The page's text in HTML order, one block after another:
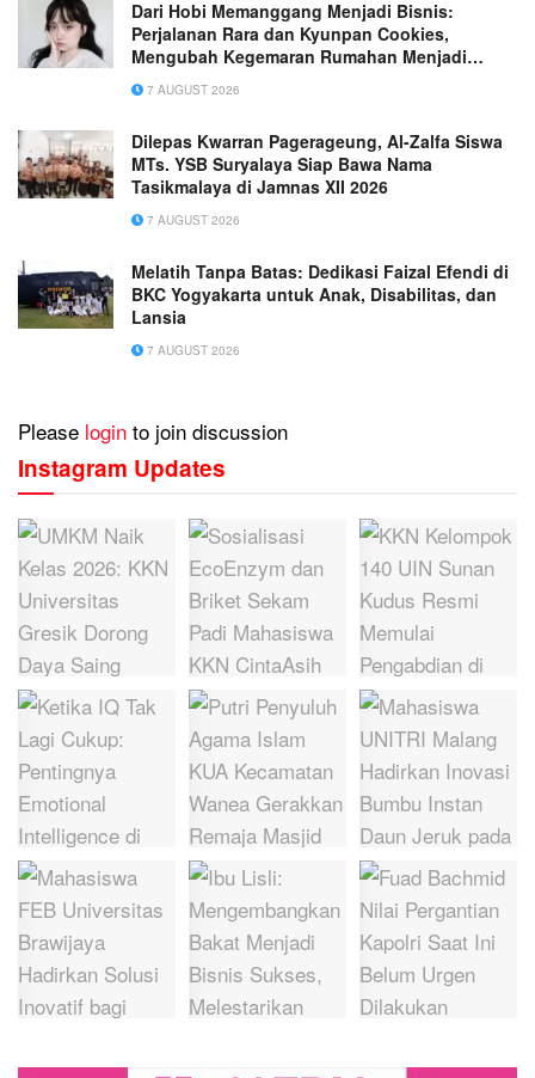
Dari Hobi Memanggang Menjadi Bisnis:
Perjalanan Rara dan Kyunpan Cookies,
Mengubah Kegemaran Rumahan Menjadi
Usaha Penuh Inspirasi
7 AUGUST 2026
Dilepas Kwarran Pagerageung, Al-Zalfa Siswa
MTs. YSB Suryalaya Siap Bawa Nama
Tasikmalaya di Jamnas XII 2026
7 AUGUST 2026
Melatih Tanpa Batas: Dedikasi Faizal Efendi di
BKC Yogyakarta untuk Anak, Disabilitas, dan
Lansia
7 AUGUST 2026
Please login to join discussion
Instagram Updates